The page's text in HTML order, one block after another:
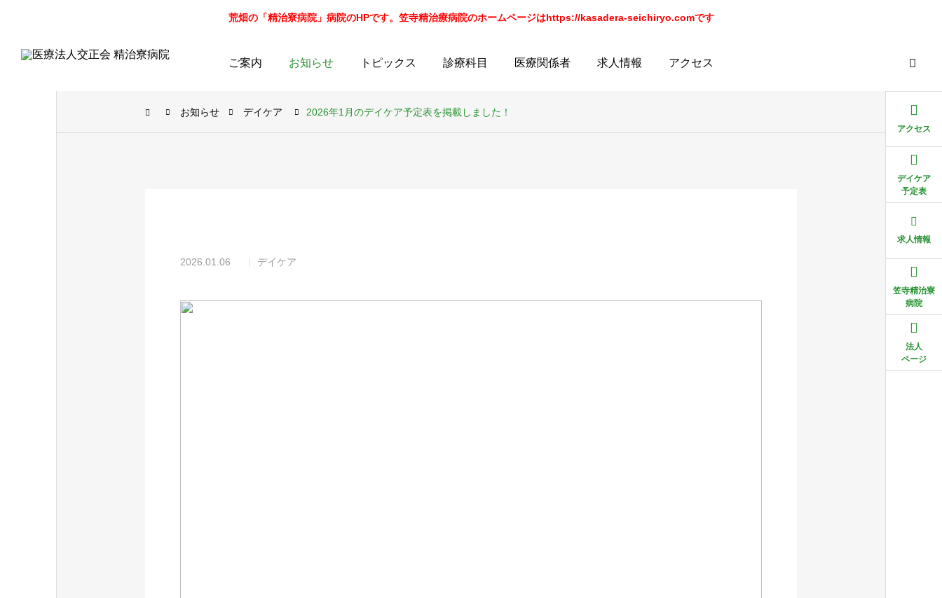
荒畑の「精治寮病院」病院のHPです。笠寺精治療病院のホームページはhttps://kasadera-seichiryo.comです
ご案内 お知らせ トピックス 診療科目 医療関係者 求人情報 アクセス
アクセス
デイケア
予定表
求人情報
笠寺精治寮
病院
法人
ページ
お知らせ デイケア 2026年1月のデイケア予定表を掲載しました！
2026.01.06 デイケア